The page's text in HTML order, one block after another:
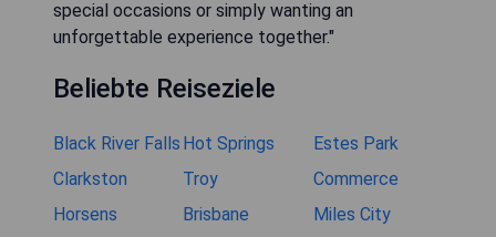
special occasions or simply wanting an
unforgettable experience together."
Beliebte Reiseziele
Black River Falls Hot Springs
Estes Park
Clarkston
Troy
Commerce
Horsens
Brisbane
Miles City